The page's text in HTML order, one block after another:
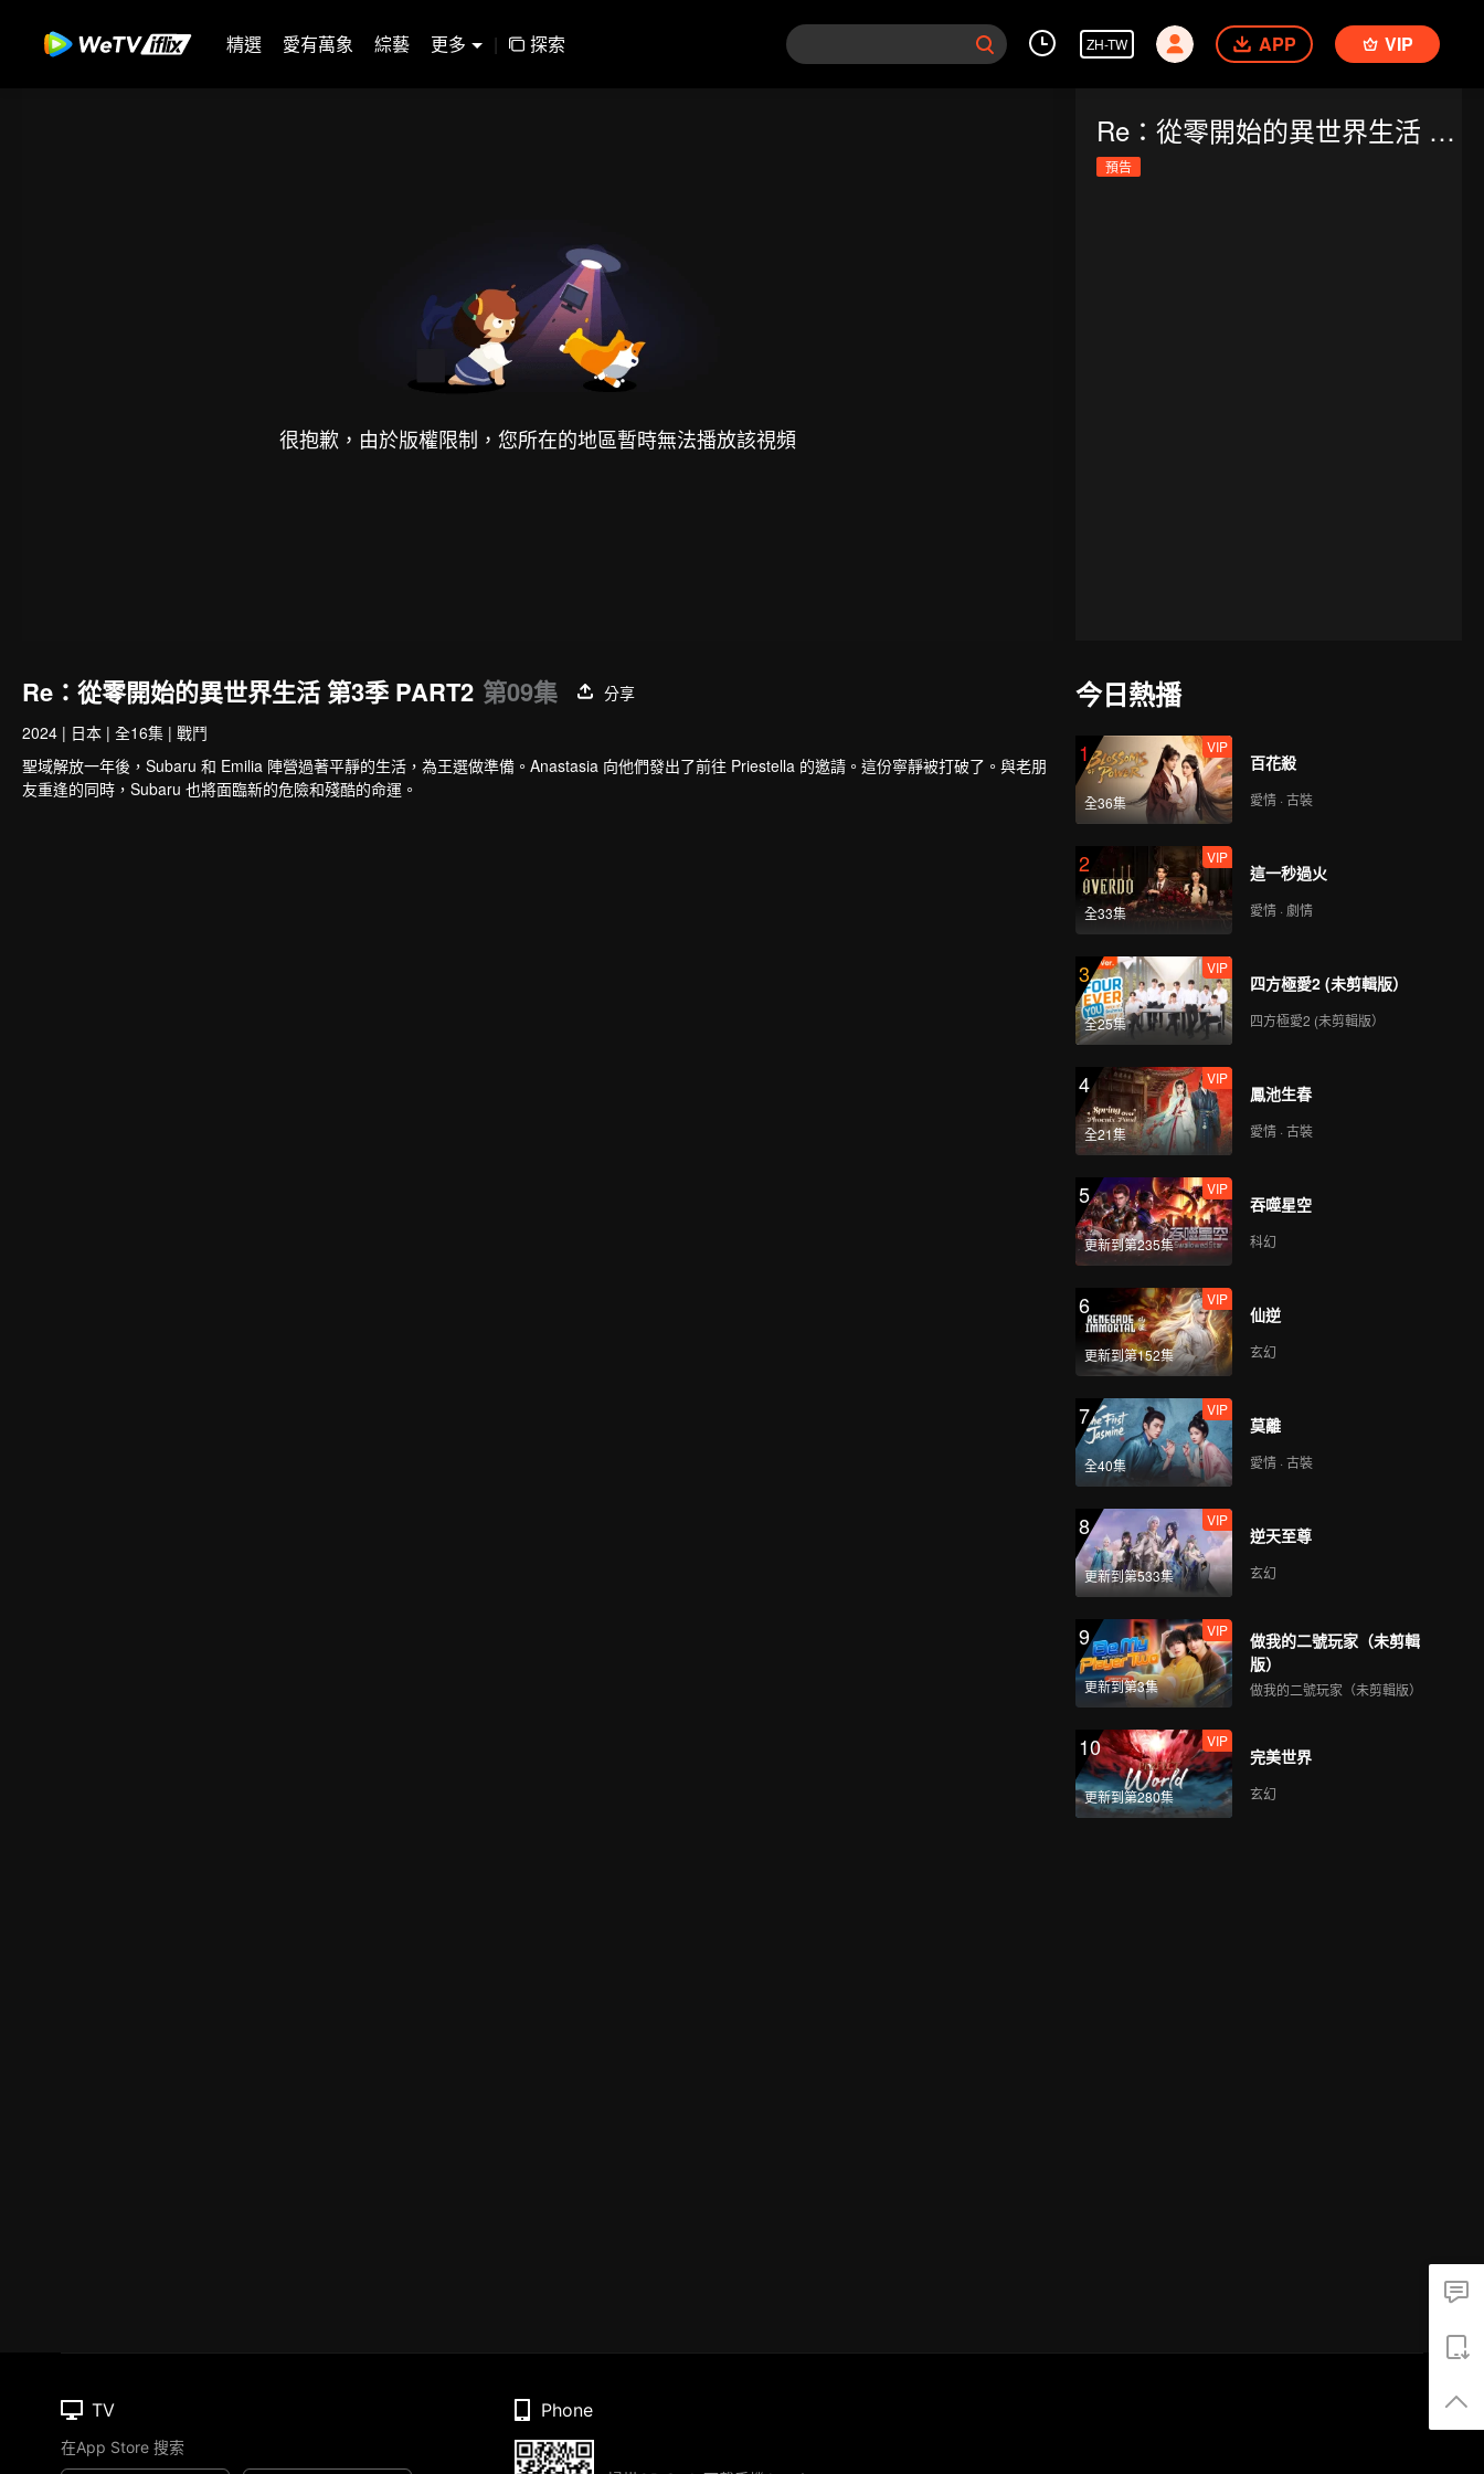
精選 愛有萬象 綜藝 更多 | 探索 ZH-TW APP VIP
很抱歉，由於版權限制，您所在的地區暫時無法播放該視頻
Re：從零開始的異世界生活 第3季 PART2
預告
Re：從零開始的異世界生活 第3季 PART2 第09集
分享
2024 | 日本 | 全16集 | 戰鬥
聖域解放一年後，Subaru 和 Emilia 陣營過著平靜的生活，為王選做準備。Anastasia 向他們發出了前往 Priestella 的邀請。這份寧靜被打破了。與老朋
友重逢的同時，Subaru 也將面臨新的危險和殘酷的命運。
今日熱播
1
全36集
VIP
百花殺
愛情 · 古裝
2
全33集
VIP
這一秒過火
愛情 · 劇情
3
全25集
VIP
四方極愛2 (未剪輯版）
四方極愛2 (未剪輯版）
4
全21集
VIP
鳳池生春
愛情 · 古裝
5
更新到第235集
VIP
吞噬星空
科幻
6
更新到第152集
VIP
仙逆
玄幻
7
全40集
VIP
莫離
愛情 · 古裝
8
更新到第533集
VIP
逆天至尊
玄幻
9
更新到第3集
VIP
做我的二號玩家（未剪輯
版）
做我的二號玩家（未剪輯版）
10
更新到第280集
VIP
完美世界
玄幻
TV
在App Store 搜索
Phone